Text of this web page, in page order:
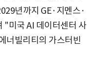
년까지 GE·지멘스·
"미국 AI 데이터센터 사
너빌리티의 가스터빈